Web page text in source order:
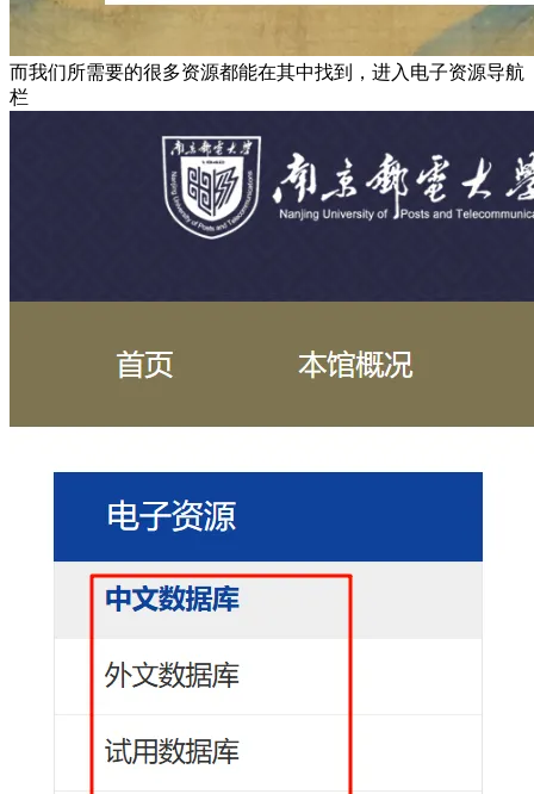
而我们所需要的很多资源都能在其中找到，进入电子资源导航
栏